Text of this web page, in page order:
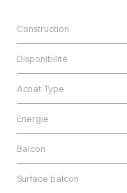
Construction
Disponibilité
Achat Type
Energie
Balcon
Surface balcon